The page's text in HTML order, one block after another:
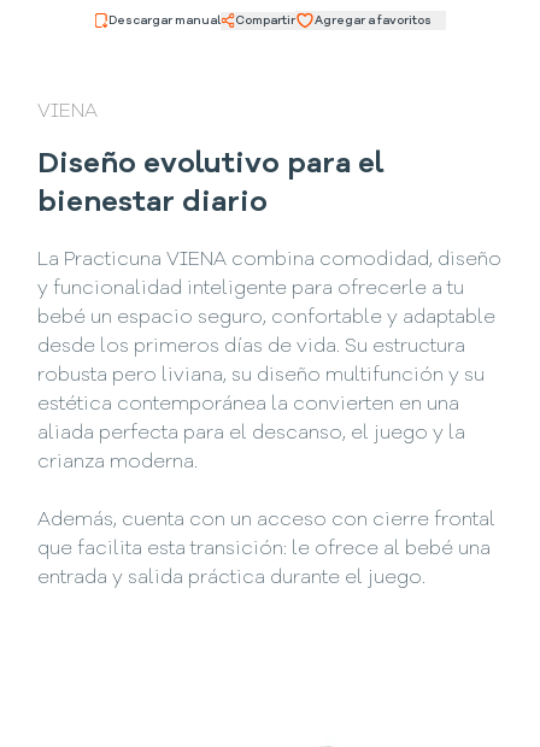
Descargar manual Compartir Agregar a favoritos
VIENA
Diseño evolutivo para el
bienestar diario
La Practicuna VIENA combina comodidad, diseño
y funcionalidad inteligente para ofrecerle a tu
bebé un espacio seguro, confortable y adaptable
desde los primeros días de vida. Su estructura
robusta pero liviana, su diseño multifunción y su
estética contemporánea la convierten en una
aliada perfecta para el descanso, el juego y la
crianza moderna.
Además, cuenta con un acceso con cierre frontal
que facilita esta transición: le ofrece al bebé una
entrada y salida práctica durante el juego.